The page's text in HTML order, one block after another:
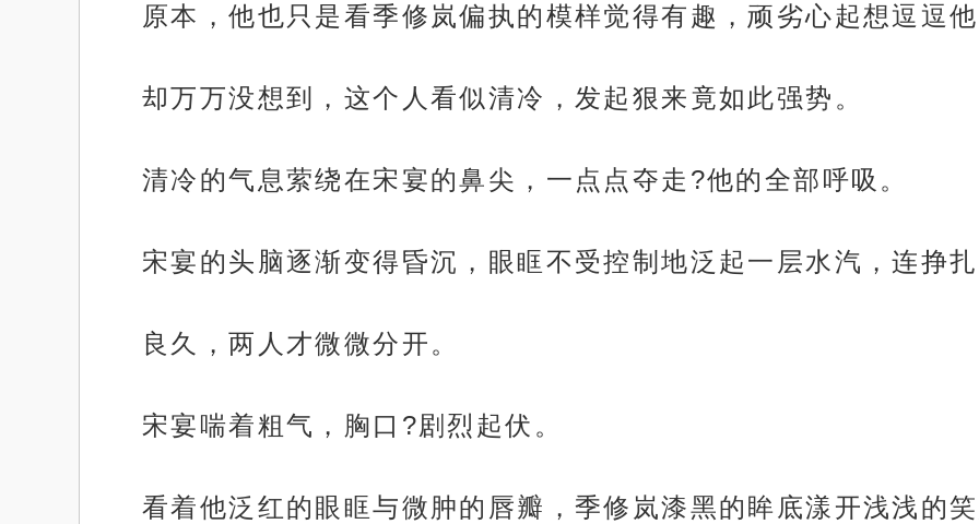
原本，他也只是看季修岚偏执的模样觉得有趣，顽劣心起想逗逗
却万万没想到，这个人看似清冷，发起狠来竟如此强势。
清冷的气息萦绕在宋宴的鼻尖，一点点夺走?他的全部呼吸。
宋宴的头脑逐渐变得昏沉，眼眶不受控制地泛起一层水汽，连挣
良久，两人才微微分开。
宋宴喘着粗气，胸口?剧烈起伏。
看着他泛红的眼眶与微肿的唇瓣，季修岚漆黑的眸底漾开浅浅的